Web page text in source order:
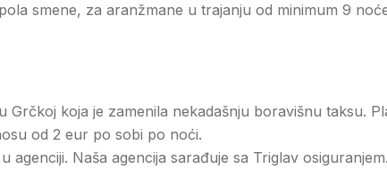
smene, za aranžmane u trajanju od minimum 9
Grčkoj koja je zamenila nekadašnju boravišnu taksu.
od 2 eur po sobi po noći.
Naša agencija sarađuje sa Triglav